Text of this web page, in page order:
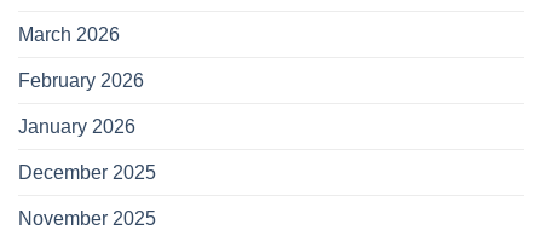
March 2026
February 2026
January 2026
December 2025
November 2025